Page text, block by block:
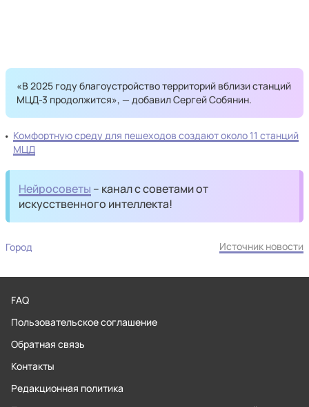
«В 2025 году благоустройство территорий вблизи станций
МЦД-3 продолжится», — добавил Сергей Собянин.
Комфортную среду для пешеходов создают около 11 станций
МЦД
Нейросоветы – канал с советами от
искусственного интеллекта!
Город Источник новости
FAQ
Пользовательское соглашение
Обратная связь
Контакты
Редакционная политика